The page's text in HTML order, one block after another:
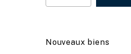
Nouveaux biens